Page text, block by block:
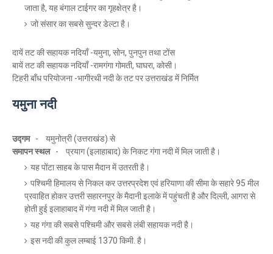
जाता है, यह बंगाल टाईगर का गृहक्षेत्र है।
जो संसार का सबसे सुन्दर डेल्टा है।
दायें तट की सहायक नदियाँ -यमुना, सोन, पुनपुन तथा टोंस
बायें तट की सहायक नदियाँ -रामगंगा गोमती, घाघरा, कोसी।
टिहरी बाँध परियोजना -भागीरथी नदी के तट पर उत्तराखंड में निर्मित
यमुना नदी
उद्गम - यमुनोत्री(उत्तराखंड) से
समापन स्थल- प्रयाग (इलाहाबाद) के निकट गंगा नदी में मिल जाती है।
यह पोंटा साहब के पास मैदान में उतरती है।
पश्चिमी हिमालय से निकल कर उत्तरप्रदेश एवं हरियाणा की सीमा के सहारे 95 मील
प्रवाहित होकर उत्तरी सहारनपुर के मैदानी इलाके में पहुंचती है और दिल्ली, आगरा से
होती हुई इलाहाबाद में गंगा नदी में मिल जाती है।
यह गंगा की सबसे पश्चिमी और सबसे लंबी सहायक नदी है।
इस नदी की कुल लम्बाई 1370 किमी. है।